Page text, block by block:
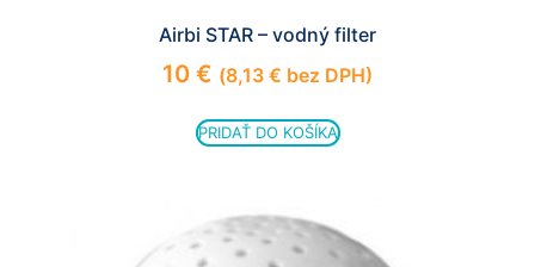
Airbi STAR – vodný filter
10 € (8,13 € bez DPH)
PRIDAŤ DO KOŠÍKA